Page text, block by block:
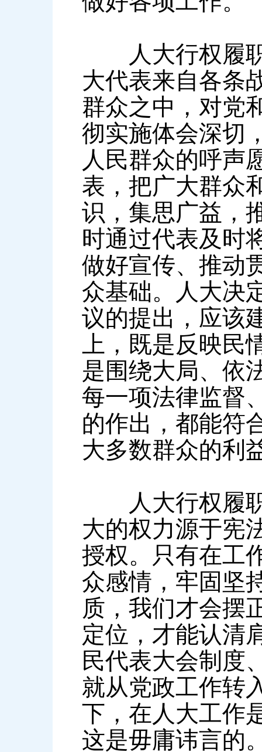
人大行权履职
大代表来自各条
群众之中，对党
彻实施体会深切
人民群众的呼声
表，把广大群众
识，集思广益，
时通过代表及时
做好宣传、推动
众基础。人大决
议的提出，应该
上，既是反映
是围绕大局、依
每一项法律监督
的作出，都能符
大多数群众的利
人大行权履职
大的权力源于宪
授权。只有在工
众感情，牢固坚
质，我们才会摆
定位，才能认清
民代表大会制度
就从党政工作转
下，在人大工作
这是毋庸讳言的